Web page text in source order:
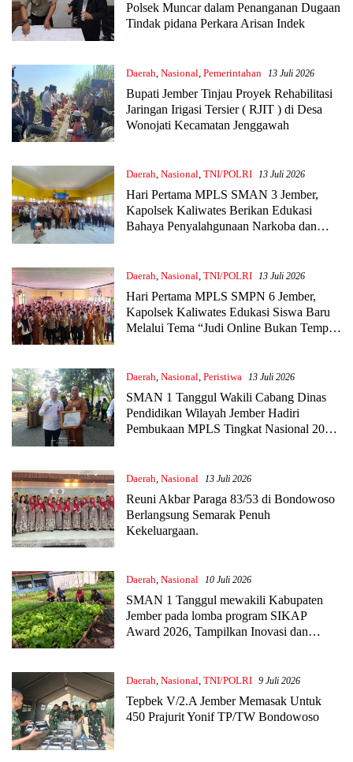
Polsek Muncar dalam Penanganan Dugaan
Tindak pidana Perkara Arisan Indek
Daerah Nasional Pemerintahan 13 Juli 2026
Bupati Jember Tinjau Proyek Rehabilitasi
Jaringan Irigasi Tersier ( RJIT ) di Desa
Wonojati Kecamatan Jenggawah
Daerah, Nasional, TNI/POLRI 13 Juli 2026
Hari Pertama MPLS SMAN 3 Jember,
Kapolsek Kaliwates Berikan Edukasi
Bahaya Penyalahgunaan Narkoba dan
Daerah Nasional TNI/POLRI 13 Juli 2026
Hari Pertama MPLS SMPN 6 Jember,
Kapolsek Kaliwates Edukasi Siswa Baru
Melalui Tema “Judi Online Bukan Tempat
Daerah, Nasional, Peristiwa 13 Juli 2026
SMAN 1 Tanggul Wakili Cabang Dinas
Pendidikan Wilayah Jember Hadiri
Pembukaan MPLS Tingkat Nasional 2026
Daerah Nasional 13 Juli 2026
Reuni Akbar Paraga 83/53 di Bondowoso
Berlangsung Semarak Penuh
Kekeluargaan.
Daerah, Nasional 10 Juli 2026
SMAN 1 Tanggul mewakili Kabupaten
Jember pada lomba program SIKAP
Award 2026, Tampilkan Inovasi dan
Daerah, Nasional, TNI/POLRI 9 Juli 2026
Tepbek V/2.A Jember Memasak Untuk
450 Prajurit Yonif TP/TW Bondowoso